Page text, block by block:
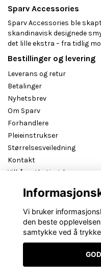
Sparv Accessories
Sparv Accessories ble
skandinavisk designede
det lille ekstra – fra tidlig
Bestillinger og levering
Leverans og retur
Betalinger
Nyhetsbrev
Om Sparv
Forhandlere
Pleieinstrukser
Størrelsesveiledning
Kontakt
Vilkår og betingelser
Vi bruker
den beste
samtykke ved å